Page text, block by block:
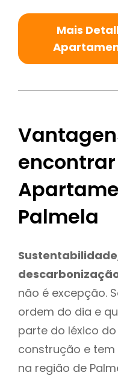
Mais
Palmela
Sustentabilidade
não é excepção.
ordem do dia e
parte do léxico
construção e
na região de